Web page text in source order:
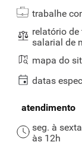
trabalhe
relatório
salarial de
mapa do
datas
atendimento
seg. à
às 12h